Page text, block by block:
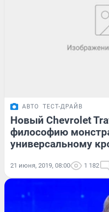
АВТО ТЕСТ-ДРАЙВ
Новый Chevrolet
философию
универсальному
21 июня, 2019, 08:00 1 182